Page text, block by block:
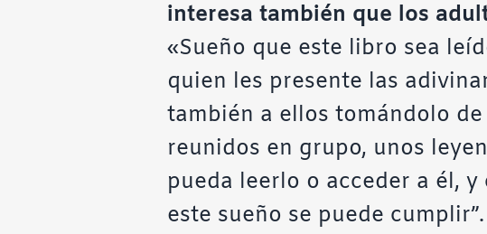
interesa también que los
«Sueño que este libro sea
quien les presente las
también a ellos tomándolo
reunidos en grupo, unos
pueda leerlo o acceder a él,
este sueño se puede cumplir”.